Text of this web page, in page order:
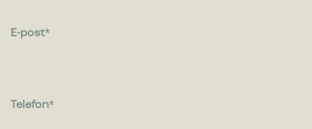
E-post
Telefon